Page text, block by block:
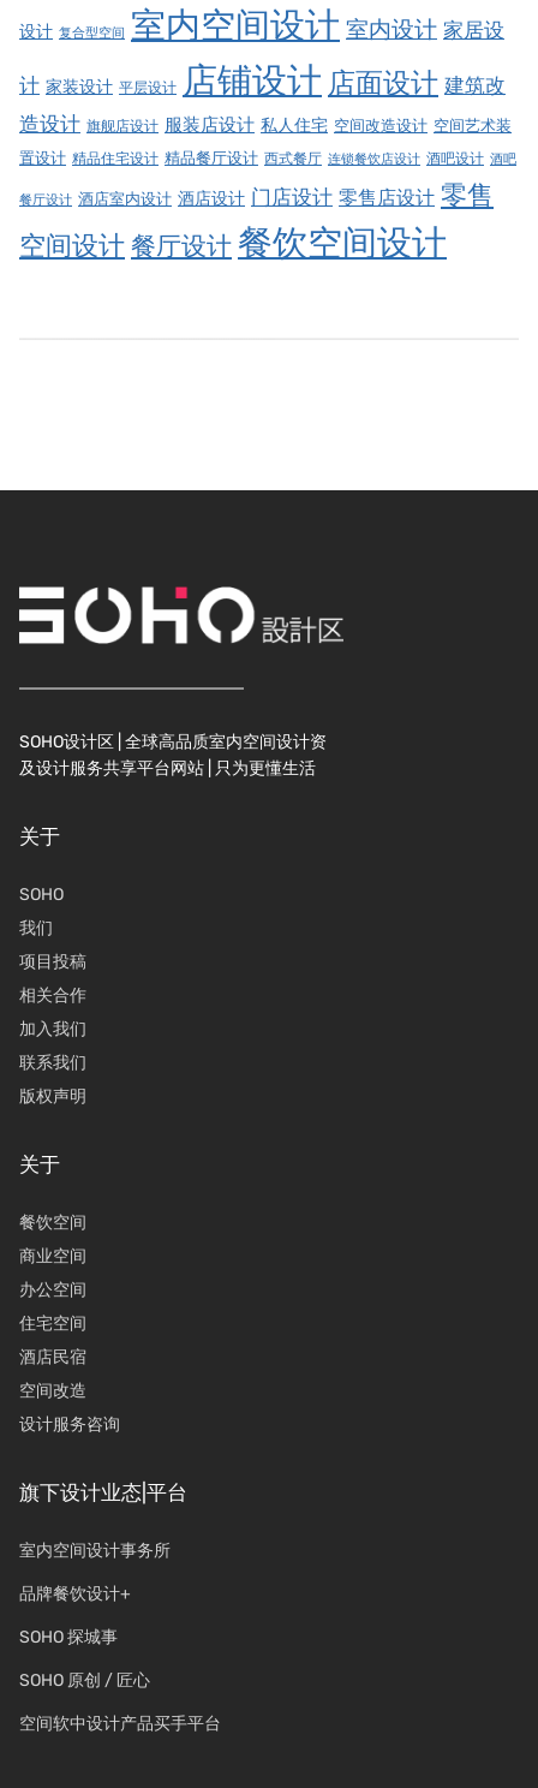
设计 复合型空间 室内空间设计 室内设计 家居设
计 家装设计 平层设计 店铺设计 店面设计 建筑改
造设计 旗舰店设计 服装店设计 私人住宅 空间改造设计 空间艺术装
置设计 精品住宅设计 精品餐厅设计 西式餐厅 连锁餐饮店设计 酒吧设计 酒吧
餐厅设计 酒店室内设计 酒店设计 门店设计 零售店设计 零售
空间设计餐厅设计 餐饮空间设计
SOHO设计区 | 全球高品质室内空间设计资
及设计服务共享平台网站 | 只为更懂生活
关于
SOHO
我们
项目投稿
相关合作
加入我们
联系我们
版权声明
关于
餐饮空间
商业空间
办公空间
住宅空间
酒店民宿
空间改造
设计服务咨询
旗下设计业态|平台
室内空间设计事务所
品牌餐饮设计+
SOHO 探城事
SOHO 原创 / 匠心
空间软中设计产品买手平台